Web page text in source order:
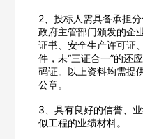
2、投标人需具备承担
政府主管部门颁发的企
证书、安全生产许可证
件，未“三证合一”的还
码证。以上资料均需提
公章。
3、具有良好的信誉、
似工程的业绩材料。
欢迎